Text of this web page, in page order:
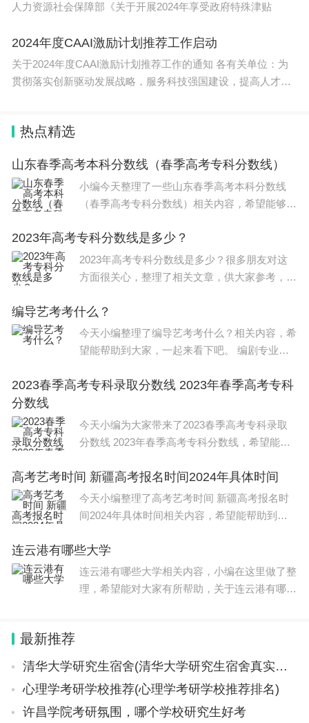
人力资源社会保障部《关于开展2024年享受政府特殊津贴
2024年度CAAI激励计划推荐工作启动
关于2024年度CAAI激励计划推荐工作的通知 各有关单位：为
贯彻落实创新驱动发展战略，服务科技强国建设，提高人才培
热点精选
山东春季高考本科分数线（春季高考专科分数线）
小编今天整理了一些山东春季高考本科分数线
（春季高考专科分数线）相关内容，希望能够帮
科 录取分数线 分别为：农作物生产类541分，
林果蔬菜生产类49
2023年高考专科分数线是多少？
2023年高考专科分数线是多少？很多朋友对这
方面很关心，整理了相关文章，供大家参考，一
分数线如下 ： 1、重庆。文史类：专科线180
分；理工类：专科线180分
编导艺考考什么？
今天小编整理了编导艺考考什么？相关内容，希
望能帮助到大家，一起来看下吧。 编剧专业是
用能力，出题创作，影视剧剖析，电影导演艺术
2023春季高考专科录取分数线 2023年春季高考专科
分数线
今天小编为大家带来了2023春季高考专科录取
分数线 2023年春季高考专科分数线，希望能帮
业类别专科录取控制线均为150分。 1.专科录取
控制线的
高考艺考时间 新疆高考报名时间2024年具体时间
今天小编整理了高考艺考时间 新疆高考报名时
间2024年具体时间相关内容，希望能帮助到大
024艺考时间： 1、2024年1至3月校考：2023年
12月至次年1
连云港有哪些大学
连云港有哪些大学相关内容，小编在这里做了整
理，希望能对大家有所帮助，关于连云港有哪些
最新推荐
清华大学研究生宿舍(清华大学研究生宿舍真实照片)
心理学考研学校推荐(心理学考研学校推荐排名)
许昌学院考研氛围，哪个学校研究生好考